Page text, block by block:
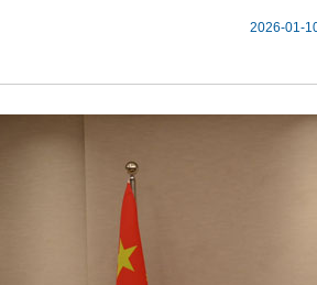
2026-01-